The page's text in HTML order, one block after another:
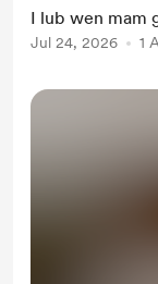
I lub wen mam
Jul 24, 2026 1